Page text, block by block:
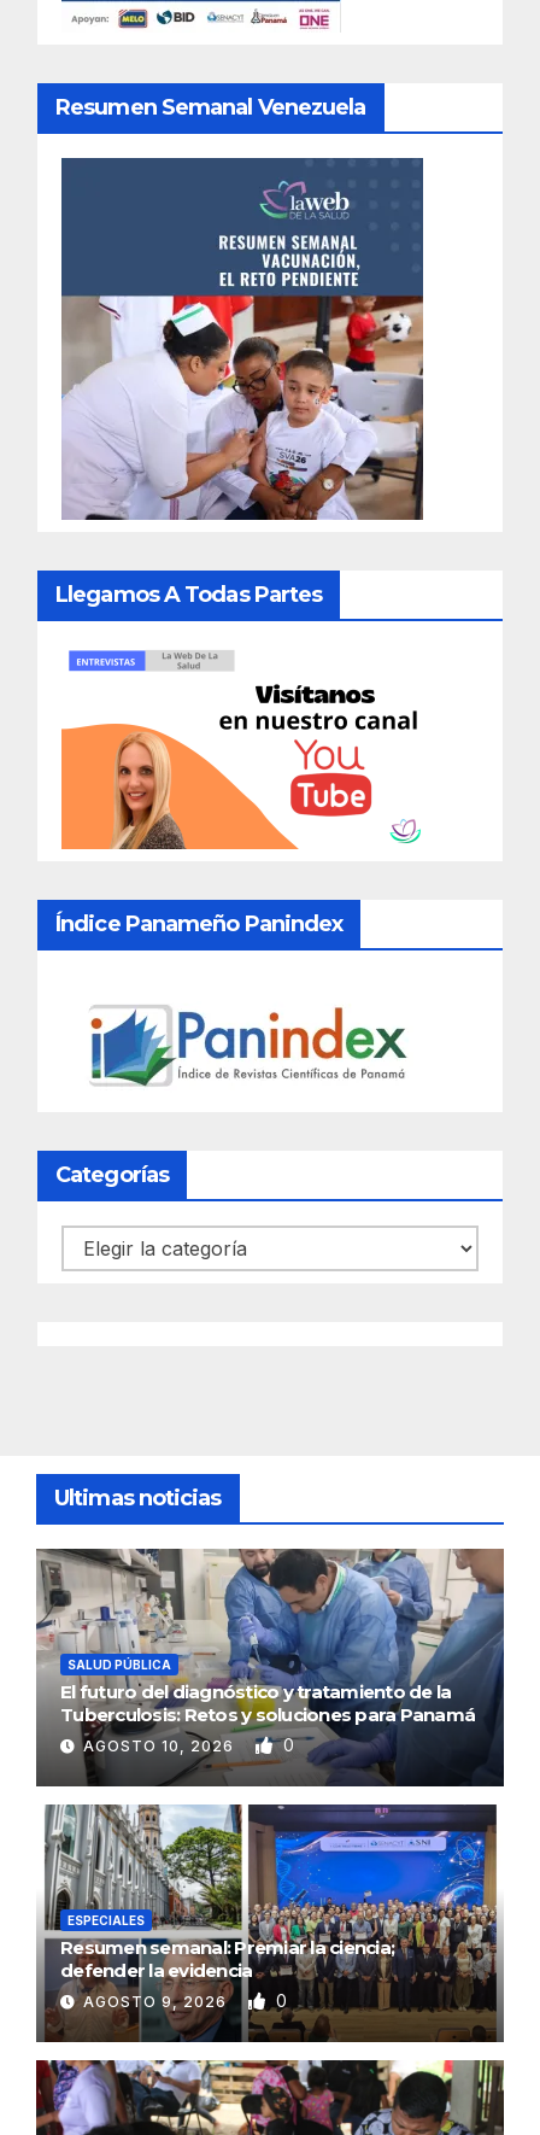
Resumen Semanal Venezuela
Llegamos A Todas Partes
Índice Panameño Panindex
Categorías
Categorías
Ultimas noticias
SALUD PÚBLICA
El futuro del diagnóstico y tratamiento de la
Tuberculosis: Retos y soluciones para Panamá
AGOSTO 10, 2026 0
ESPECIALES
Resumen semanal: Premiar la ciencia;
defender la evidencia
AGOSTO 9, 2026 0